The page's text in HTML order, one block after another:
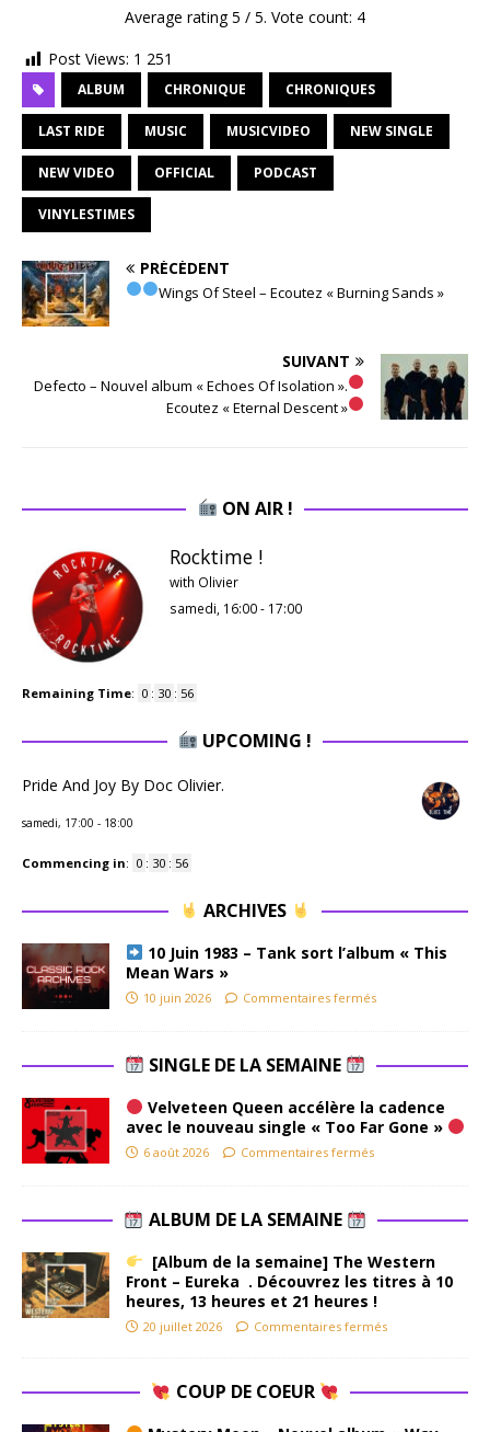
Average rating5 / 5. Vote count: 4
Post Views: 1 251
ALBUM CHRONIQUE CHRONIQUES
LAST RIDE MUSIC MUSICVIDEO NEW SINGLE
NEW VIDEO OFFICIAL PODCAST
VINYLESTIMES
PRÉCÉDENT
Wings Of Steel – Ecoutez « Burning Sands »
SUIVANT
Defecto – Nouvel album « Echoes Of Isolation ».
Ecoutez « Eternal Descent »
ON AIR !
Rocktime !
with Olivier
samedi, 16:00- 17:00
Remaining Time: 0 : 30 : 55
UPCOMING !
Pride And Joy By Doc Olivier.
samedi, 17:00 - 18:00
Commencing in: 0 : 30 : 55
ARCHIVES
10 Juin 1983 – Tank sort l’album « This
Mean Wars »
10 juin 2026 Commentaires fermés
SINGLE DE LA SEMAINE
Velveteen Queen accélère la cadence
avec le nouveau single « Too Far Gone »
6 août 2026 Commentaires fermés
ALBUM DE LA SEMAINE
[Album de la semaine] The Western
Front – Eureka . Découvrez les titres à 10
heures, 13 heures et 21 heures !
20 juillet 2026 Commentaires fermés
COUP DE COEUR